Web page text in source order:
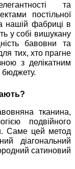
та
постільної
нашій фабриці в
у собі вишукану
бавовни та
тих, хто прагне
з делікатним
бюджету.
тканина,
подвійного
Саме цей метод
діагональний
сатиновий